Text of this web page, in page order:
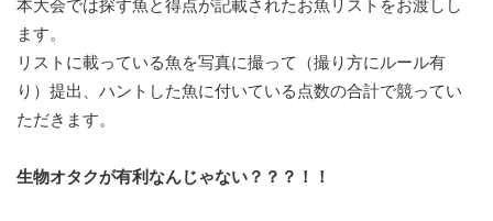
本大会では探す魚と得点が記載されたお魚リストをお渡しし
ます。
リストに載っている魚を写真に撮って（撮り方にルール有
り）提出、ハントした魚に付いている点数の合計で競ってい
ただきます。
生物オタクが有利なんじゃない？？？！！